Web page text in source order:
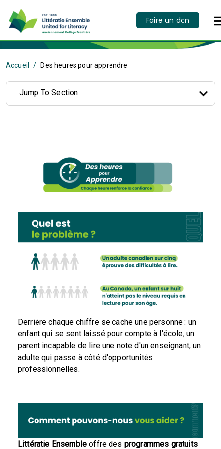
Faire un don
Accueil Des heures pour apprendre
Jump To Section
Derrière chaque chiffre se cache une personne : un
enfant qui se sent laissé pour compte à l'école, un
parent incapable de lire une note d'un enseignant, un
adulte qui passe à côté d'opportunités
professionnelles.
Littératie Ensemble offre des programmes gratuits